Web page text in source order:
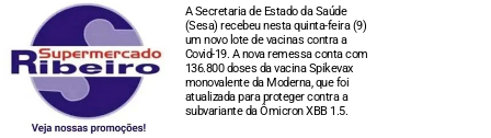
A Secretaria de Estado da Saúde
(Sesa) recebeu nesta quinta-feira (9)
um novo lote de vacinas contra a
Covid-19. A nova remessa conta com
136.800 doses da vacina Spikevax
monovalente da Moderna, que foi
atualizada para proteger contra a
subvariante da Ômicron XBB 1.5.